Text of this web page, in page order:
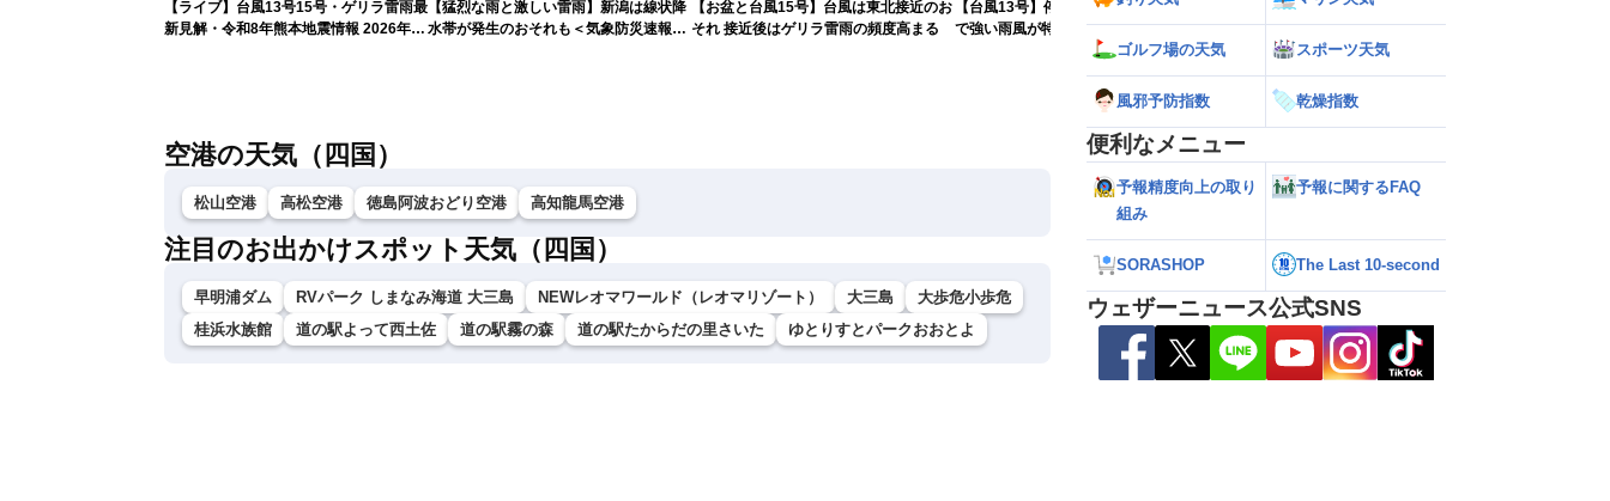
【ライブ】台風13号15号・ゲリラ雷雨最
新見解・令和8年熊本地震情報 2026年8
【猛烈な雨と激しい雷雨】新潟は線状降
水帯が発生のおそれも＜気象防災速報・
【お盆と台風15号】台風は東北接近のお
それ 接近後はゲリラ雷雨の頻度高まる
【台風13号】停電や屋根損壊も 広範囲
で強い雨風が特徴の台風かつ動きも遅く
【ゲリラ豪雨・落雷警戒】午後は東日
本・東北で大気の状態が非常に不安定に
2026.08.08
空港の天気（四国）
松山空港 高松空港 徳島阿波おどり空港 高知龍馬空港
注目のお出かけスポット天気（四国）
早明浦ダム RVパーク しまなみ海道 大三島 NEWレオマワールド（レオマリゾート） 大三島
大歩危小歩危
桂浜水族館
道の駅よって西土佐 道の駅霧の森 道の駅たからだの里さいた ゆとりすとパークおおとよ
ゴルフ場の天気 スポーツ天気
風邪予防指数 乾燥指数
便利なメニュー
予報精度向上の取り
組み
予報に関するFAQ
SORASHOP The Last 10-second
ウェザーニュース公式SNS